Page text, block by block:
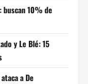
buscan 10% de
y Le Blé: 15
a De